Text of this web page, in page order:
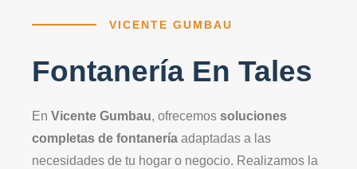
VICENTE GUMBAU
Fontanería En Tales
En Vicente Gumbau, ofrecemos soluciones
completas de fontanería adaptadas a las
necesidades de tu hogar o negocio. Realizamos la